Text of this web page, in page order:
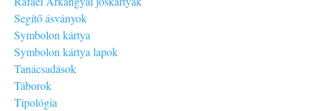
Segítő ásványok
Symbolon kártya
Symbolon kártya lapok
Tanácsadások
Táborok
Tipológia